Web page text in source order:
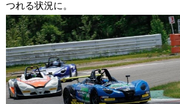
つれる状況に。